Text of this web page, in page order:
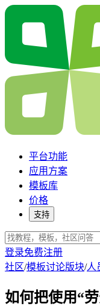
平台功能
应用方案
模板库
价格
支持
登录免费注册
社区/模板讨论版块/人
如何把使用“